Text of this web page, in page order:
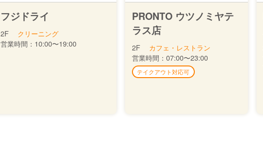
フジドライ
2F
クリーニング
営業時間： 10:00〜19:00
PRONTO ウツノミヤテ
ラス店
2F
カフェ・レストラン
営業時間： 07:00〜23:00
テイクアウト対応可